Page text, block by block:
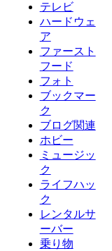
テレビ
ハードウェ
ア
ファースト
フード
フォト
ブックマー
ク
ブログ関連
ホビー
ミュージッ
ク
ライフハッ
ク
レンタルサ
ーバー
乗り物